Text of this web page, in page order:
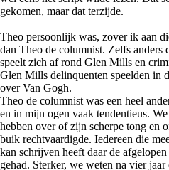
gekomen, maar dat terzijde.
Theo persoonlijk was, zover ik aan
dan Theo de columnist. Zelfs anders
speelt zich af rond Glen Mills en
Glen Mills delinquenten speelden in
over Van Gogh.
Theo de columnist was een heel
en in mijn ogen vaak tendentieus.
hebben over of zijn scherpe tong en
buik rechtvaardigde. Iedereen die
kan schrijven heeft daar de
gehad. Sterker, we weten na vier jaar